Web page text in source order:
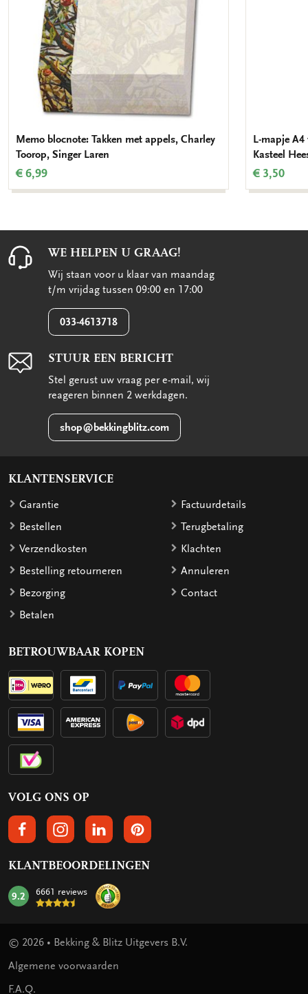
Memo blocnote: Takken met appels, Charley
Toorop, Singer Laren
€ 6,99
L-mapje
Kasteel
€ 3,50
WE HELPEN U GRAAG!
Wij staan voor u klaar van maandag
t/m vrijdag tussen 09:00 en 17:00
033-4613718
STUUR EEN BERICHT
Stel gerust uw vraag per e-mail, wij
reageren binnen 2 werkdagen.
shop@bekkingblitz.com
KLANTENSERVICE
Garantie
Bestellen
Verzendkosten
Bestelling retourneren
Bezorging
Betalen
Factuurdetails
Terugbetaling
Klachten
Annuleren
Contact
BETROUWBAAR KOPEN
VOLG ONS OP
VOLGS ONS OP FACEBOOK
VOLG ONS OP INSTAGRAM
VOLG ONS OP LINKEDIN
VOLG ONS OP PINTEREST
KLANTBEOORDELINGEN
mark:
9.2 6661 reviews
© 2026 • Bekking & Blitz Uitgevers B.V.
Algemene voorwaarden
F.A.Q.